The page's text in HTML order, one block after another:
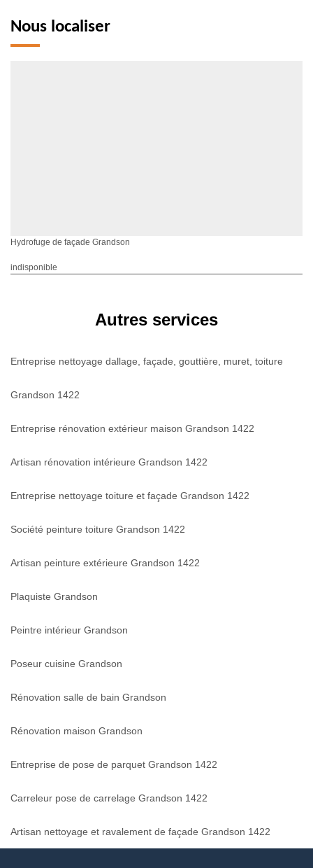
Nous localiser
Hydrofuge de façade Grandson
indisponible
Autres services
Entreprise nettoyage dallage, façade, gouttière, muret, toiture
Grandson 1422
Entreprise rénovation extérieur maison Grandson 1422
Artisan rénovation intérieure Grandson 1422
Entreprise nettoyage toiture et façade Grandson 1422
Société peinture toiture Grandson 1422
Artisan peinture extérieure Grandson 1422
Plaquiste Grandson
Peintre intérieur Grandson
Poseur cuisine Grandson
Rénovation salle de bain Grandson
Rénovation maison Grandson
Entreprise de pose de parquet Grandson 1422
Carreleur pose de carrelage Grandson 1422
Artisan nettoyage et ravalement de façade Grandson 1422